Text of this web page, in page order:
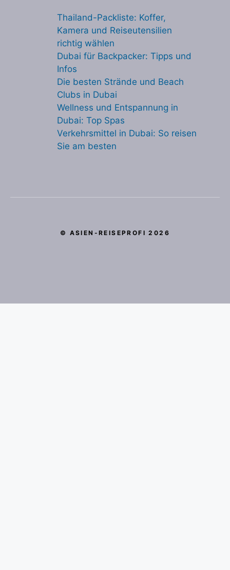
Thailand-Packliste: Koffer,
Kamera und Reiseutensilien
richtig wählen
Dubai für Backpacker: Tipps und
Infos
Die besten Strände und Beach
Clubs in Dubai
Wellness und Entspannung in
Dubai: Top Spas
Verkehrsmittel in Dubai: So reisen
Sie am besten
© ASIEN-REISEPROFI 2026